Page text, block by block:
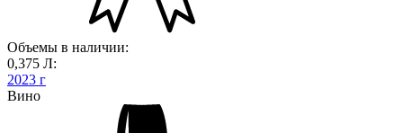
Объемы в наличии:
0,375 Л:
2023 г
Вино